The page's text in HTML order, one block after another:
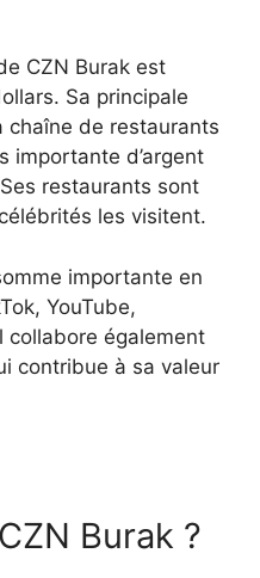
CZN Burak est
Sa principale
chaîne de restaurants
importante d’argent
restaurants sont
les visitent.
importante en
YouTube,
collabore également
contribue à sa valeur
Burak ?